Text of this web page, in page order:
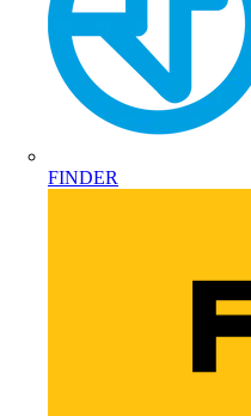
FINDER